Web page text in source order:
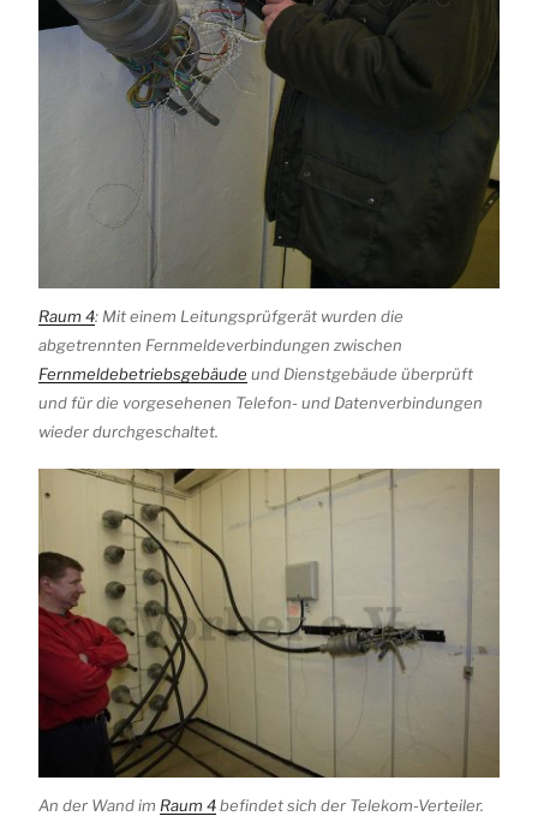
Raum 4: Mit einem Leitungsprüfgerät wurden die
abgetrennten Fernmeldeverbindungen zwischen
Fernmeldebetriebsgebäude und Dienstgebäude überprüft
und für die vorgesehenen Telefon- und Datenverbindungen
wieder durchgeschaltet.
An der Wand im Raum 4befindet sich der Telekom-Verteiler.